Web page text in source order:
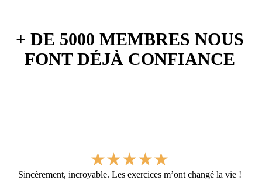
+ DE 5000 MEMBRES NOUS
FONT DÉJÀ CONFIANCE
★★★★★
Sincèrement, incroyable. Les exercices m’ont changé la vie !